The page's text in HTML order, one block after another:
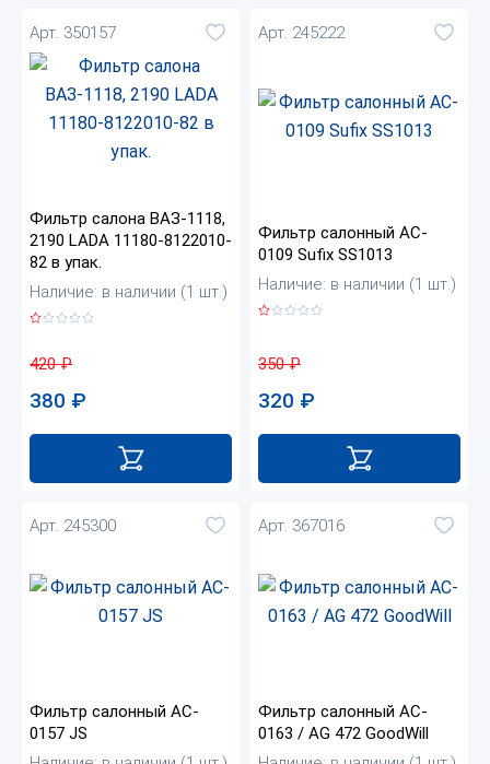
Арт. 350157
Фильтр салона ВАЗ-1118,
2190 LADA 11180-8122010-
82 в упак.
Наличие: в наличии (1 шт.)
420₽
380 ₽
Арт. 245222
Фильтр салонный AC-
0109 Sufix SS1013
Наличие: в наличии (1 шт.)
350₽
320 ₽
Арт. 245300
Фильтр салонный AC-
0157 JS
Арт. 367016
Фильтр салонный AC-
0163 / AG 472 GoodWill